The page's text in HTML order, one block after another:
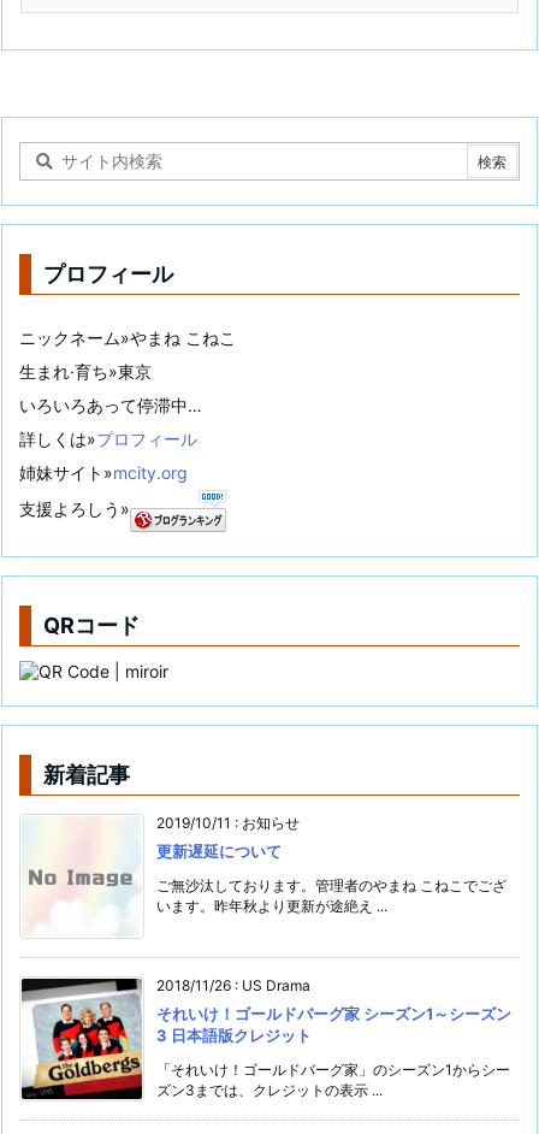
プロフィール
ニックネーム»やまね こねこ
生まれ·育ち»東京
いろいろあって停滞中…
詳しくは»プロフィール
姉妹サイト»mcity.org
支援よろしう»
QRコード
新着記事
2019/10/11 : お知らせ
更新遅延について
ご無沙汰しております。管理者のやまね こねこでござ
います。昨年秋より更新が途絶え ...
2018/11/26 : US Drama
それいけ！ゴールドバーグ家 シーズン1～シーズン
3 日本語版クレジット
「それいけ！ゴールドバーグ家」のシーズン1からシー
ズン3までは、クレジットの表示 ...